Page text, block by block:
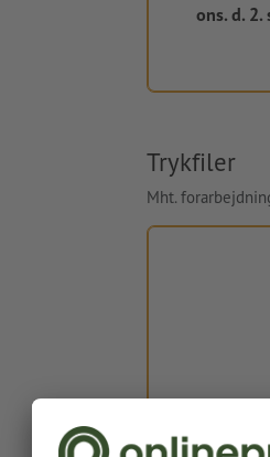
ons. d. 2.
Trykfiler
Mht.
Du kan